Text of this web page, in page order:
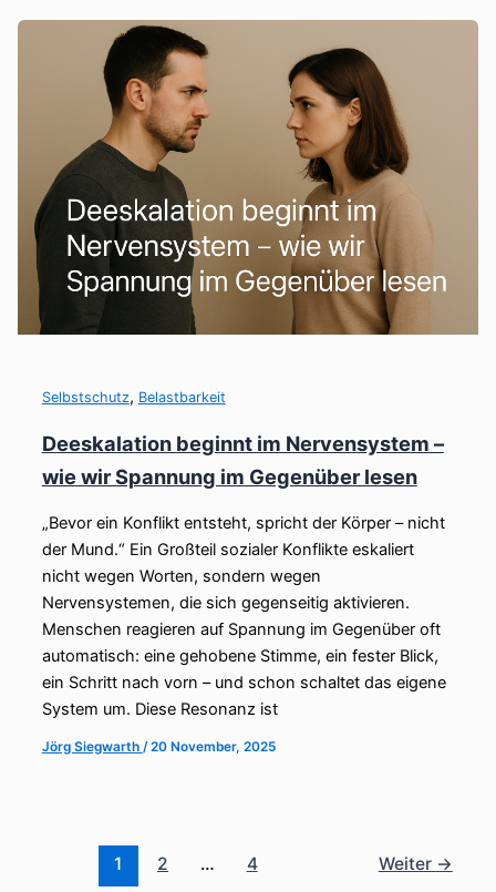
Selbstschutz, Belastbarkeit
Deeskalation beginnt im Nervensystem –
wie wir Spannung im Gegenüber lesen
„Bevor ein Konflikt entsteht, spricht der Körper – nicht
der Mund.“ Ein Großteil sozialer Konflikte eskaliert
nicht wegen Worten, sondern wegen
Nervensystemen, die sich gegenseitig aktivieren.
Menschen reagieren auf Spannung im Gegenüber oft
automatisch: eine gehobene Stimme, ein fester Blick,
ein Schritt nach vorn – und schon schaltet das eigene
System um. Diese Resonanz ist
Jörg Siegwarth /20 November, 2025
1 2 … 4 Weiter →